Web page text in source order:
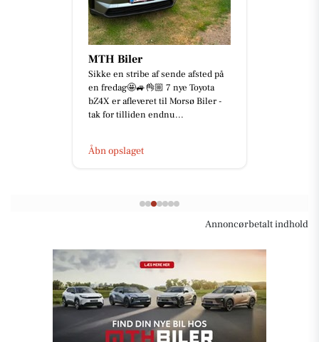
MTH Biler
Sikke en stribe af sende afsted på
en fredag🤩🚙👌🏼 7 nye Toyota
bZ4X er afleveret til Morsø Biler -
tak for tilliden endnu...
Åbn opslaget
Annoncørbetalt indhold